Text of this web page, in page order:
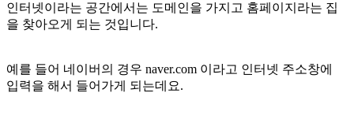
인터넷이라는 공간에서는 도메인을 가지고 홈페이지라는 집
을 찾아오게 되는 것입니다.
예를 들어 네이버의 경우 naver.com 이라고 인터넷 주소창에
입력을 해서 들어가게 되는데요.